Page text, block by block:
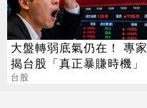
大盤轉弱底氣仍在！ 專家
揭台股「真正暴賺時機」
台股